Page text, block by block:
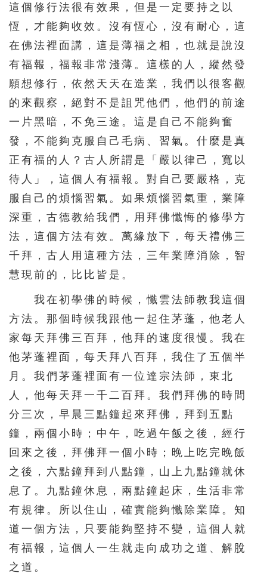
這個修行法很有效果，但是一定要持之以
恆，才能夠收效。沒有恆心，沒有耐心，這
在佛法裡面講，這是薄福之相，也就是說沒
有福報，福報非常淺薄。這樣的人，縱然發
願想修行，依然天天在造業，我們以很客觀
的來觀察，絕對不是詛咒他們，他們的前途
一片黑暗，不免三途。這是自己不能夠奮
發，不能夠克服自己毛病、習氣。什麼是真
正有福的人？古人所謂是「嚴以律己，寬以
待人」，這個人有福報。對自己要嚴格，克
服自己的煩惱習氣。如果煩惱習氣重，業障
深重，古德教給我們，用拜佛懺悔的修學方
法，這個方法有效。萬緣放下，每天禮佛三
千拜，古人用這種方法，三年業障消除，智
慧現前的，比比皆是。
我在初學佛的時候，懺雲法師教我這個
方法。那個時候我跟他一起住茅蓬，他老人
家每天拜佛三百拜，他拜的速度很慢。我在
他茅蓬裡面，每天拜八百拜，我住了五個半
月。我們茅蓬裡面有一位達宗法師，東北
人，他每天拜一千二百拜。我們拜佛的時間
分三次，早晨三點鐘起來拜佛，拜到五點
鐘，兩個小時；中午，吃過午飯之後，經行
回來之後，拜佛拜一個小時；晚上吃完晚飯
之後，六點鐘拜到八點鐘，山上九點鐘就休
息了。九點鐘休息，兩點鐘起床，生活非常
有規律。所以住山，確實能夠懺除業障。知
道一個方法，只要能夠堅持不變，這個人就
有福報，這個人一生就走向成功之道、解脫
之道。